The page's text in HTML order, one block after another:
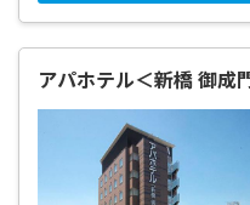
アパホテル＜新橋 御成